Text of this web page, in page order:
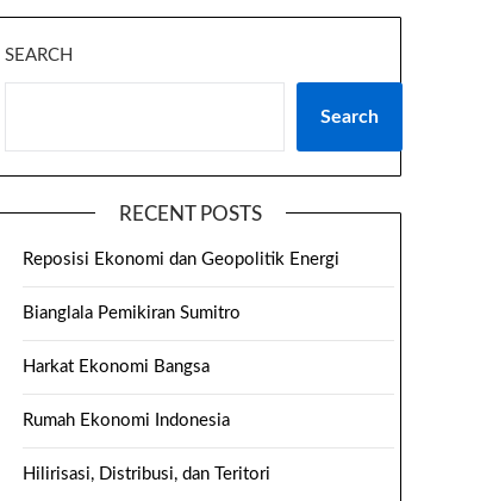
SEARCH
Search
RECENT POSTS
Reposisi Ekonomi dan Geopolitik Energi
Bianglala Pemikiran Sumitro
Harkat Ekonomi Bangsa
Rumah Ekonomi Indonesia
Hilirisasi, Distribusi, dan Teritori